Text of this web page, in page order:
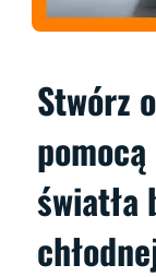
Stwórz
światła